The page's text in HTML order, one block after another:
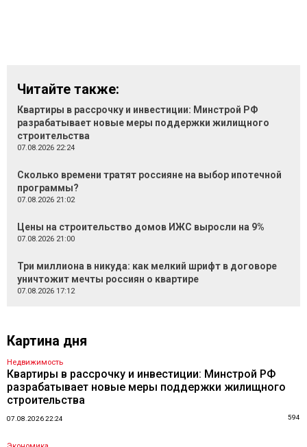
Читайте также:
Квартиры в рассрочку и инвестиции: Минстрой РФ
разрабатывает новые меры поддержки жилищного
строительства
07.08.2026 22:24
Сколько времени тратят россияне на выбор ипотечной
программы?
07.08.2026 21:02
Цены на строительство домов ИЖС выросли на 9%
07.08.2026 21:00
Три миллиона в никуда: как мелкий шрифт в договоре
уничтожит мечты россиян о квартире
07.08.2026 17:12
Картина дня
Недвижимость
Квартиры в рассрочку и инвестиции: Минстрой РФ
разрабатывает новые меры поддержки жилищного
строительства
07.08.2026 22:24 594